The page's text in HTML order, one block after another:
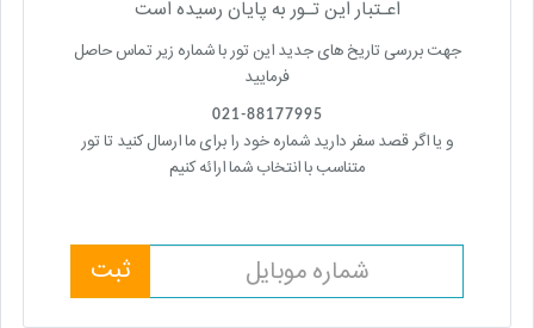
اعـتبار این تـور به پایان رسیده است
جهت بررسی تاریخ های جدید این تور با شماره زیر تماس حاصل
فرمایید
021-88177995
و یا اگر قصد سفر دارید شماره خود را برای ما ارسال کنید تا تور
متناسب با انتخاب شما ارائه کنیم
ثبت